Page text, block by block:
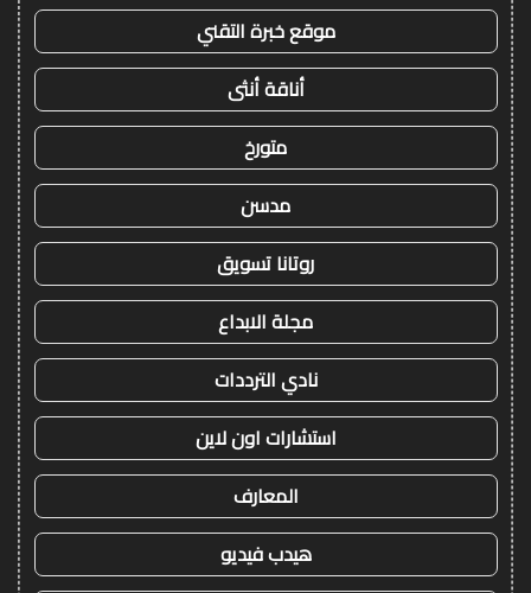
موقع خبرة التقني
أناقة أنثى
متورخ
مدسن
روتانا تسويق
مجلة الابداع
نادي الترددات
استشارات اون لاين
المعارف
هيدب فيديو